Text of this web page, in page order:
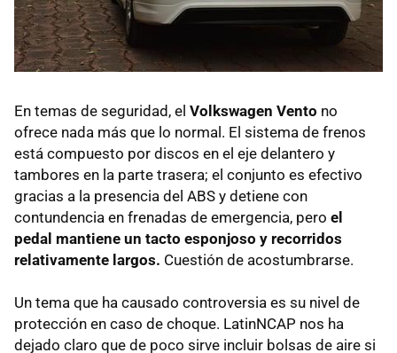
En temas de seguridad, el Volkswagen Vento no
ofrece nada más que lo normal. El sistema de frenos
está compuesto por discos en el eje delantero y
tambores en la parte trasera; el conjunto es efectivo
gracias a la presencia del ABS y detiene con
contundencia en frenadas de emergencia, pero el
pedal mantiene un tacto esponjoso y recorridos
relativamente largos. Cuestión de acostumbrarse.
Un tema que ha causado controversia es su nivel de
protección en caso de choque. LatinNCAP nos ha
dejado claro que de poco sirve incluir bolsas de aire si